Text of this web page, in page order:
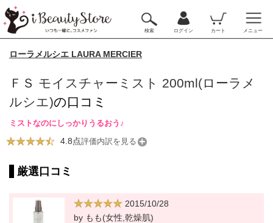
検索 ログイン カート メニュー
ローラメルシエ LAURA MERCIER
ＦＳ モイスチャーミスト 200ml(ローラメ
ルシエ)の口コミ
ミストなのにしっかりうるおう♪
4.8点評価内訳を見る
厳選口コミ
2015/10/28
by もも(女性,乾燥肌)